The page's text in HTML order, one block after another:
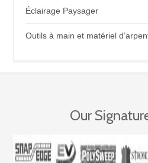
Éclairage Paysager
Outils à main et matériel
Our